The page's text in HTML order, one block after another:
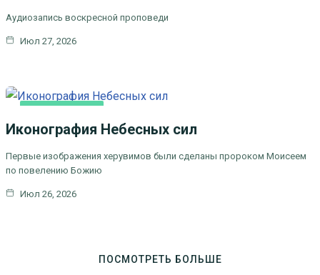
Аудиозапись воскресной проповеди
Июл 27, 2026
Иконография Небесных сил
Первые изображения херувимов были сделаны пророком Моисеем
по повелению Божию
Июл 26, 2026
ПОСМОТРЕТЬ БОЛЬШЕ